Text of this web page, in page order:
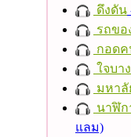
ดึงดัน
รถขอ
กอดค
ใจบาง
มหาลั
นาฬิก
แลม)